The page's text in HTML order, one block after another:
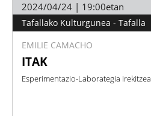
2024/04/24 | 19:00etan
Tafallako Kulturgunea - Tafalla
EMILIE CAMACHO
ITAK
Esperimentazio-Laborategia Irekitzea